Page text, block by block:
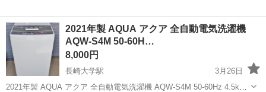
2021年製 AQUA アクア 全自動電気洗濯機
AQW-S4M 50-60H…
8,000円
長崎大学駅
3月26日
2021年製 AQUA アクア 全自動電気洗濯機 AQW-S4M 50-60Hz 4.5kg